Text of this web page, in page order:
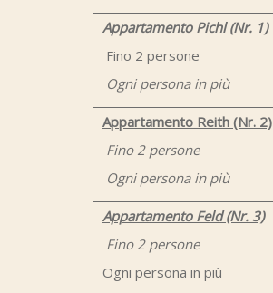
Appartamento Pichl (Nr. 1)
Fino 2 persone
Ogni persona in più
Appartamento Reith (Nr. 2)
Fino 2 persone
Ogni persona in più
Appartamento Feld (Nr. 3)
Fino 2 persone
Ogni persona in più